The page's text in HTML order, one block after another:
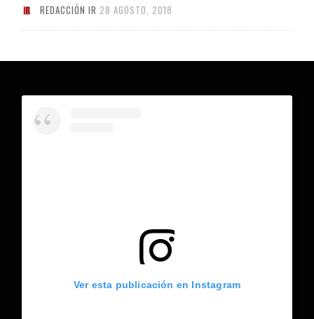
REDACCIÓN IR 28 AGOSTO, 2018
Ver esta publicación en Instagram